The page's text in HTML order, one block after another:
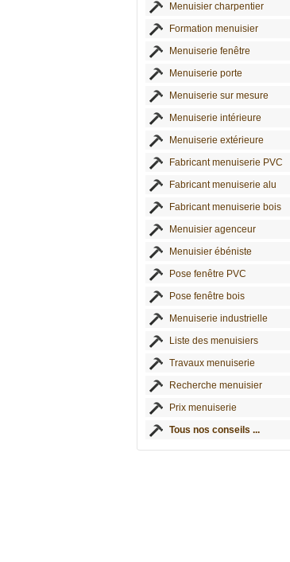
Menuisier charpentier
Formation menuisier
Menuiserie fenêtre
Menuiserie porte
Menuiserie sur mesure
Menuiserie intérieure
Menuiserie extérieure
Fabricant menuiserie PVC
Fabricant menuiserie alu
Fabricant menuiserie bois
Menuisier agenceur
Menuisier ébéniste
Pose fenêtre PVC
Pose fenêtre bois
Menuiserie industrielle
Liste des menuisiers
Travaux menuiserie
Recherche menuisier
Prix menuiserie
Tous nos conseils ...